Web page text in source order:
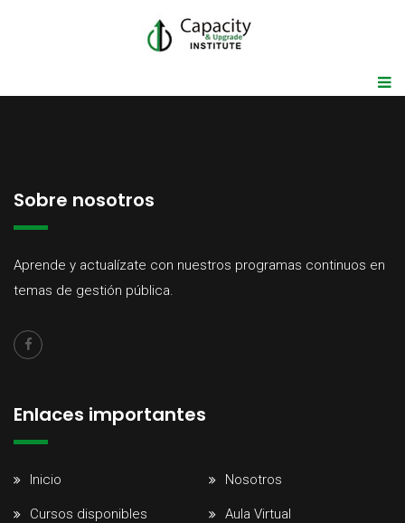
Sobre nosotros
Aprende y actualízate con nuestros programas continuos en
temas de gestión pública.
Enlaces importantes
Inicio Nosotros
Cursos disponibles Aula Virtual